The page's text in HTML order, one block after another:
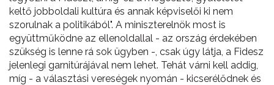
keltő jobboldali kultúra és annak képviselői ki nem
szorulnak a politikából". A miniszterelnök most is
együttműködne az ellenoldallal - az ország érdekében
szükség is lenne rá sok ügyben -, csak úgy látja, a Fidesz
jelenlegi garnitúrájával nem lehet. Tehát várni kell addig,
míg - a választási vereségek nyomán - kicserélődnek és